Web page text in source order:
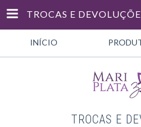
TROCAS E
INÍCIO
TROCAS E